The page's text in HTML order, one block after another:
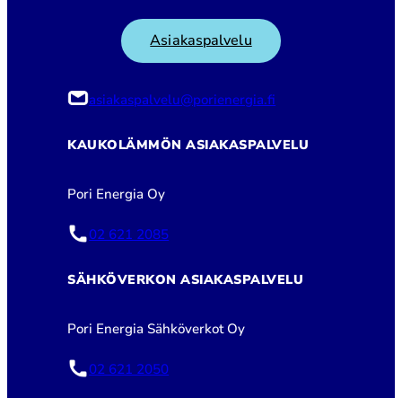
Asiakaspalvelu
asiakaspalvelu@porienergia.fi
KAUKOLÄMMÖN ASIAKASPALVELU
Pori Energia Oy
02 621 2085
SÄHKÖVERKON ASIAKASPALVELU
Pori Energia Sähköverkot Oy
02 621 2050